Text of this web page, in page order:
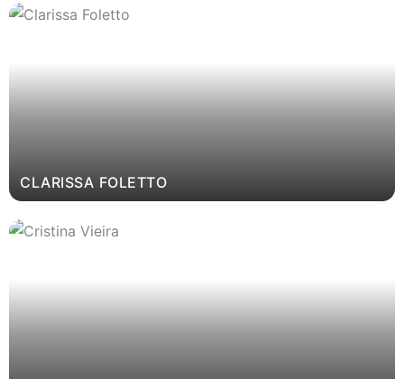
CLARISSA FOLETTO